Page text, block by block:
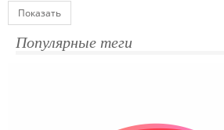
Датированные ежедневники
Планинги недатированные
Показать
Популярные теги